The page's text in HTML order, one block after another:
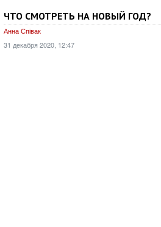
ЧТО СМОТРЕТЬ НА НОВЫЙ ГОД?
Анна Співак
31 декабря 2020, 12:47